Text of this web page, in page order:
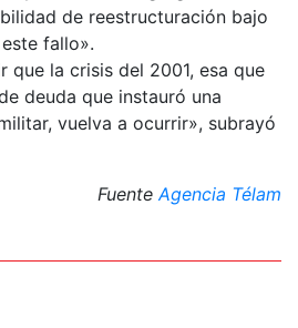
de reestructuración bajo
fallo».
que la crisis del 2001, esa que
deuda que instauró una
vuelva a ocurrir», subrayó
Fuente Agencia Télam